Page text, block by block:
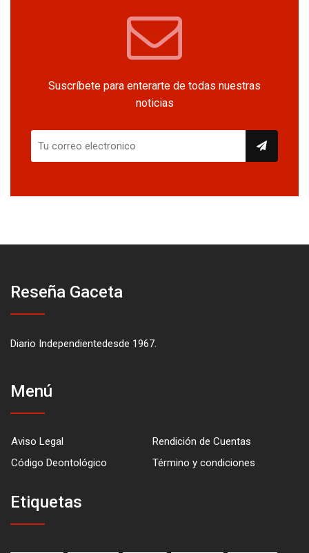
Suscríbete para enterarte de todas nuestras
noticias
Reseña Gaceta
Diario Independientedesde 1967.
Menú
Aviso Legal
Rendición de Cuentas
Código Deontológico
Término y condiciones
Etiquetas